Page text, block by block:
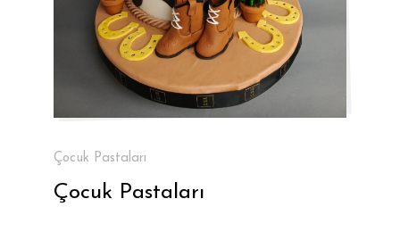
Çocuk Pastaları
Çocuk Pastaları